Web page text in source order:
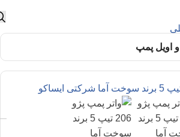
اویل پمپ